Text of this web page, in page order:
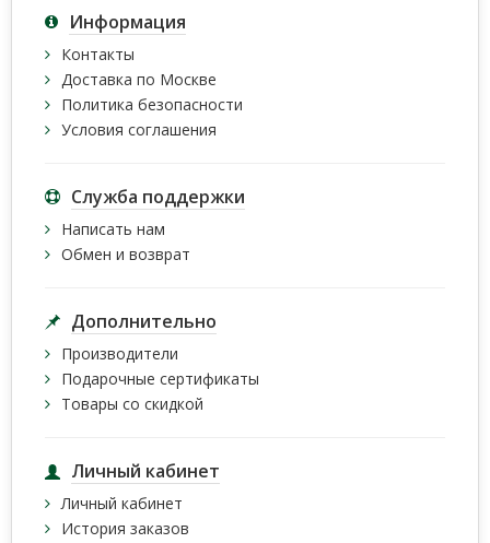
Информация
Контакты
Доставка по Москве
Политика безопасности
Условия соглашения
Служба поддержки
Написать нам
Обмен и возврат
Дополнительно
Производители
Подарочные сертификаты
Товары со скидкой
Личный кабинет
Личный кабинет
История заказов